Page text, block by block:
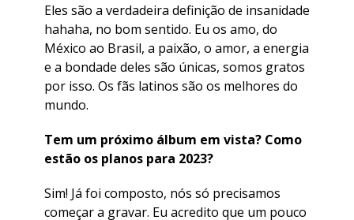
Eles são a verdadeira definição de insanidade
hahaha, no bom sentido. Eu os amo, do
México ao Brasil, a paixão, o amor, a energia
e a bondade deles são únicas, somos gratos
por isso. Os fãs latinos são os melhores do
mundo.
Tem um próximo álbum em vista? Como
estão os planos para 2023?
Sim! Já foi composto, nós só precisamos
começar a gravar. Eu acredito que um pouco